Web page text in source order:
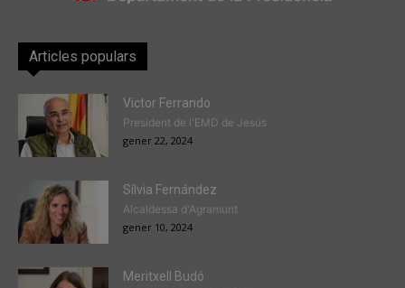
Articles populars
Victor Ferrando
President de l'EMD de Jesús
gener 22, 2024
Sílvia Fernández
Alcaldessa d'Agramunt
gener 10, 2024
Meritxell Budó